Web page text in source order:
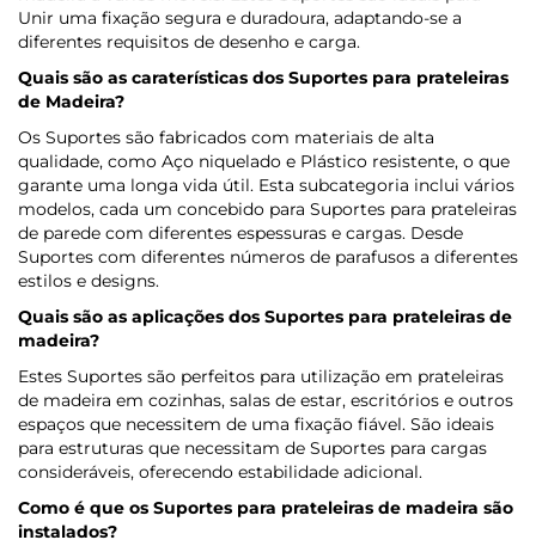
Unir uma fixação segura e duradoura, adaptando-se a
diferentes requisitos de desenho e carga.
Quais são as caraterísticas dos Suportes para prateleiras
de Madeira?
Os Suportes são fabricados com materiais de alta
qualidade, como Aço niquelado e Plástico resistente, o que
garante uma longa vida útil. Esta subcategoria inclui vários
modelos, cada um concebido para Suportes para prateleiras
de parede com diferentes espessuras e cargas. Desde
Suportes com diferentes números de parafusos a diferentes
estilos e designs.
Quais são as aplicações dos Suportes para prateleiras de
madeira?
Estes Suportes são perfeitos para utilização em prateleiras
de madeira em cozinhas, salas de estar, escritórios e outros
espaços que necessitem de uma fixação fiável. São ideais
para estruturas que necessitam de Suportes para cargas
consideráveis, oferecendo estabilidade adicional.
Como é que os Suportes para prateleiras de madeira são
instalados?